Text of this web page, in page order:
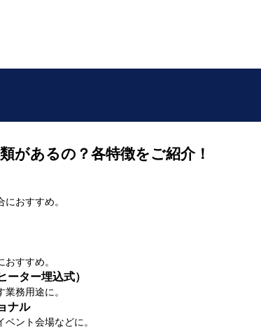
があるの？各特徴をご紹介！
おすすめ。
すすめ。
ーター埋込式）
務用途に。
ナル
ント会場などに。